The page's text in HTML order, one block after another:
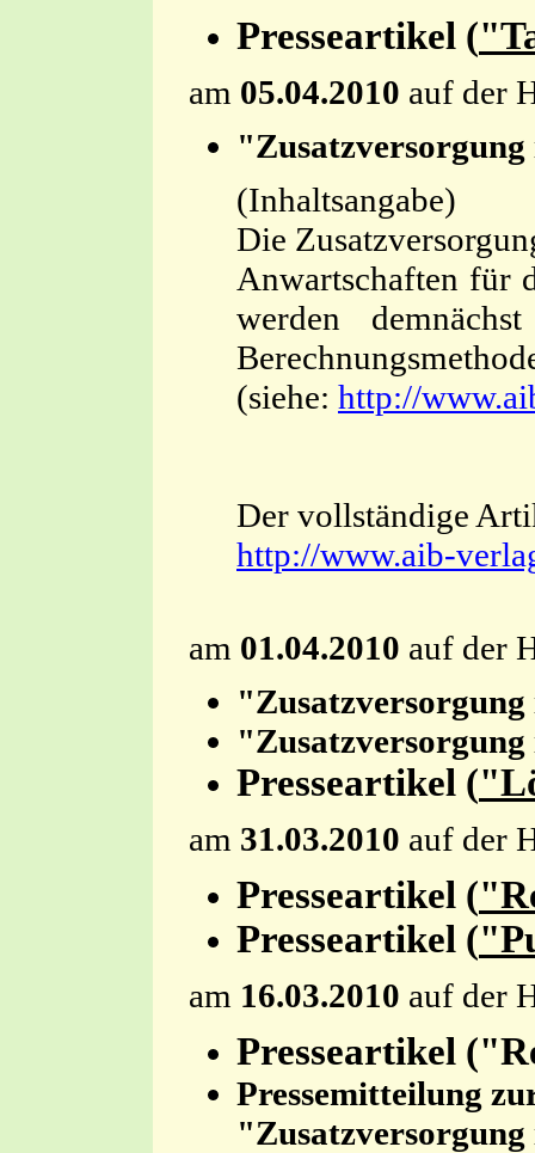
Presseartikel (
am 05.04.2010 auf der
Die
Anwartschaften für
werden
(siehe: http://
Der vollständige
http://www.aib-
am 01.04.2010 auf der
Presseartikel (
am 31.03.2010 auf der
Presseartikel (
Presseartikel (
am 16.03.2010 auf der
Presseartikel
Pressemitteilung